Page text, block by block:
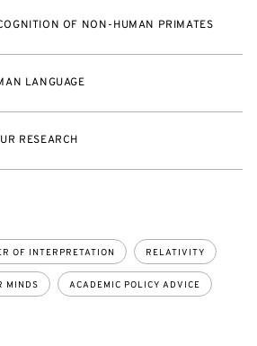
OF NON-HUMAN PRIMATES
LANGUAGE
RESEARCH
OF INTERPRETATION RELATIVITY
MINDS ACADEMIC POLICY ADVICE